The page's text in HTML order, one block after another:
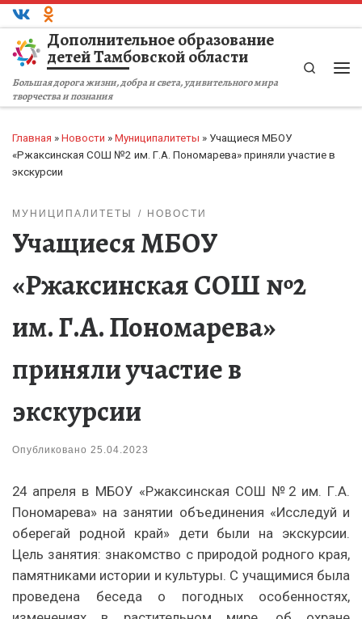
Перейти к содержимому
Дополнительное образование
детей Тамбовской области
Большая дорога жизни, добра и света, удивительного мира
творчества и познания
Search
Главная » Новости » Муниципалитеты » Учащиеся МБОУ
«Ржаксинская СОШ №2 им. Г.А. Пономарева» приняли участие в
экскурсии
МУНИЦИПАЛИТЕТЫ НОВОСТИ
Учащиеся МБОУ
«Ржаксинская СОШ №2
им. Г.А. Пономарева»
приняли участие в
экскурсии
Опубликовано 25.04.2023
24 апреля в МБОУ «Ржаксинская СОШ №2 им. Г.А.
Пономарева» на занятии объединения «Исследуй и
оберегай родной край» дети были на экскурсии.
Цель занятия: знакомство с природой родного края,
памятниками истории и культуры. С учащимися была
проведена беседа о погодных особенностях,